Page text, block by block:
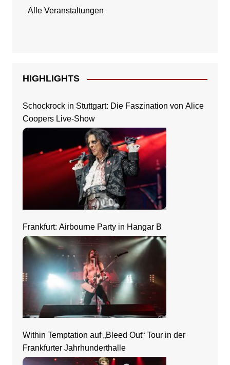
Alle Veranstaltungen
HIGHLIGHTS
Schockrock in Stuttgart: Die Faszination von Alice
Coopers Live-Show
Frankfurt: Airbourne Party in Hangar B
Within Temptation auf „Bleed Out“ Tour in der
Frankfurter Jahrhunderthalle